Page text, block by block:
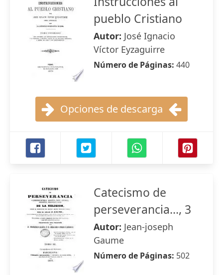
pueblo Cristiano
Autor: José Ignacio
Víctor Eyzaguirre
Número de Páginas: 440
Opciones de descarga
Catecismo de
perseverancia..., 3
Autor: Jean-joseph
Gaume
Número de Páginas: 502